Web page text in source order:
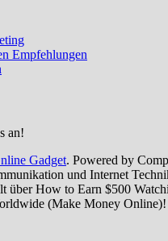
Empfehlungen
an!
Gadget. Powered by
und Internet
über How to Earn $500
(Make Money Online)!